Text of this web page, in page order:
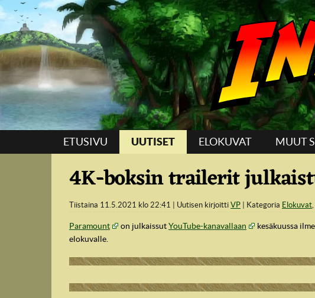
Suoraan sisältöön
ETUSIVU UUTISET ELOKUVAT MUUT
4K-boksin trailerit
Tiistaina 11.5.2021 klo 22:41 Uutisen kirjoitti VP Kategoria Elokuvat,
Paramount on julkaissutYouTube-kanavallaan
kesäkuussa
elokuvalle.